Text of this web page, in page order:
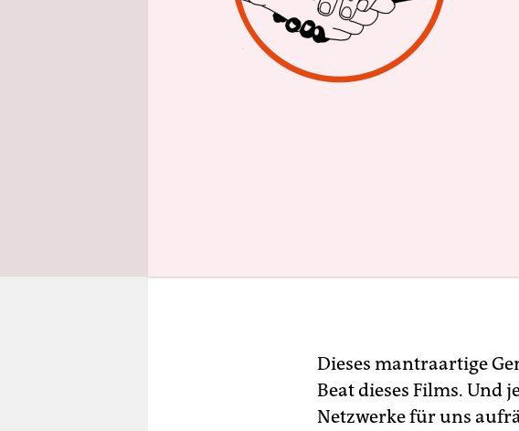
Dieses mantraartige
Beat dieses Films. Und
Netzwerke für uns